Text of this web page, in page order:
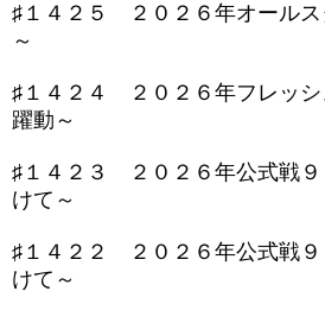
♯１４２５ ２０２６年オール
～
♯１４２４ ２０２６年フレッ
躍動～
♯１４２３ ２０２６年公式戦
けて～
♯１４２２ ２０２６年公式戦
けて～